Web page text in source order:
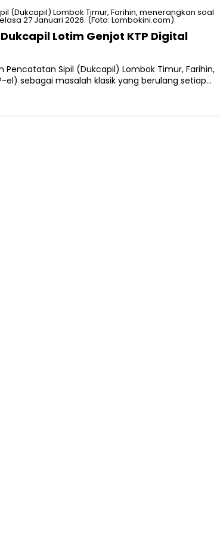
Lotim Genjot KTP Digital
Pencatatan Sipil (Dukcapil) Lombok Timur, Farihin,
el) sebagai masalah klasik yang berulang setiap…